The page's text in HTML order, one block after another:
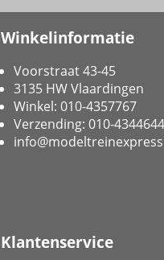
Winkelinformatie
Voorstraat 43-45
3135 HW Vlaardingen
Winkel: 010-4357767
Verzending: 010-4344644
Klantenservice